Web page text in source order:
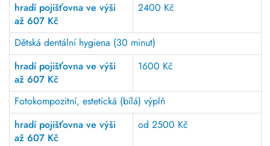
hradí pojišťovna ve výši
až 607 Kč
2400 Kč
Dětská dentální hygiena (30 minut)
hradí pojišťovna ve výši
až 607 Kč
1600 Kč
Fotokompozitní, estetická (bílá) výplň
hradí pojišťovna ve výši
až 607 Kč
od 2500 Kč